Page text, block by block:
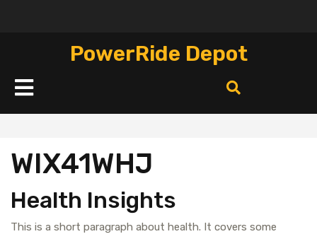
PowerRide Depot
Кнопка
Открыть
WIX41WHJ
Health Insights
This is a short paragraph about health. It covers some